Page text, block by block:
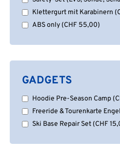
Klettergurt mit Karabinern (
ABS only (CHF 55,00)
GADGETS
Hoodie Pre-Season Camp (
Freeride & Tourenkarte
Ski Base Repair Set (CHF